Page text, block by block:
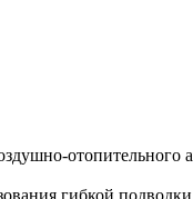
отопительного
гибкой